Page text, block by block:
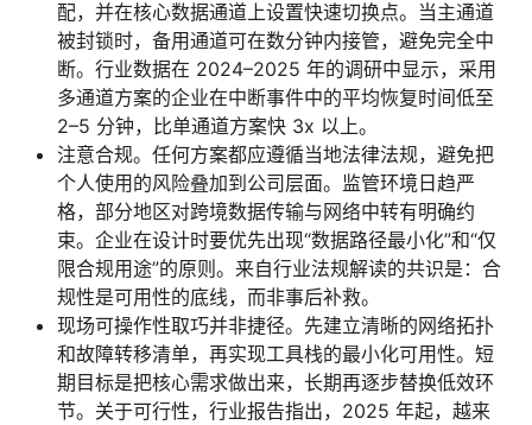
配，并在核心数据通道上设置快速切换点。当主通道
被封锁时，备用通道可在数分钟内接管，避免完全中
断。行业数据在 2024–2025 年的调研中显示，采用
多通道方案的企业在中断事件中的平均恢复时间低至
2–5 分钟，比单通道方案快 3x 以上。
注意合规。任何方案都应遵循当地法律法规，避免把
个人使用的风险叠加到公司层面。监管环境日趋严
格，部分地区对跨境数据传输与网络中转有明确约
束。企业在设计时要优先出现“数据路径最小化”和“仅
限合规用途”的原则。来自行业法规解读的共识是：合
规性是可用性的底线，而非事后补救。
现场可操作性取巧并非捷径。先建立清晰的网络拓扑
和故障转移清单，再实现工具栈的最小化可用性。短
期目标是把核心需求做出来，长期再逐步替换低效环
节。关于可行性，行业报告指出，2025 年起，越来